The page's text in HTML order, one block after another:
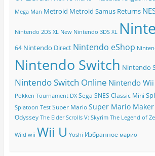
Mega Man Metroid Metroid Samus Returns
Nintendo 2DS XL New Nintendo 3DS XL
64 Nintendo Direct Nintendo eShop
Nintendo Switch Nintendo
Nintendo Switch Online Nintendo Wii
Pokken Tournament DX Sega SNES Classic Mini
Splatoon Test Super Mario Super Mario Maker
Odyssey The Elder Scrolls V: Skyrim The Legend of
Wild wii Wii U Yoshi Избранное марио